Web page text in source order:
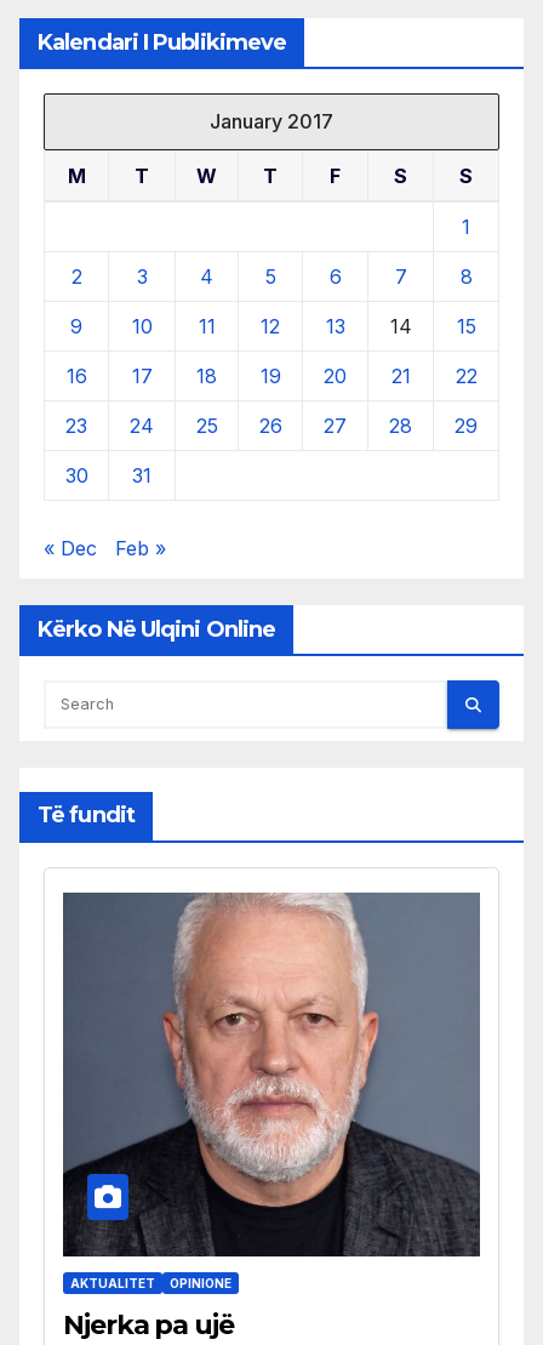
Kalendari I Publikimeve
January 2017
M T W T F S S
1
2 3 4 5 6 7 8
9 10 11 12 13 14 15
16 17 18 19 20 21 22
23 24 25 26 27 28 29
30 31
« Dec Feb »
Kërko Në Ulqini Online
Të fundit
AKTUALITET OPINIONE
Njerka pa ujë